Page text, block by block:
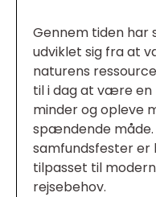
Gennem tiden har
udviklet sig fra at
naturens
til i dag at være en
minder og opleve
spændende
samfundsfester
tilpasset til
rejsebehov.